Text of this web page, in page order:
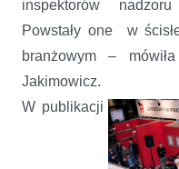
inspektorów
Powstały one w
branżowym –
Jakimowicz.
W publikacji